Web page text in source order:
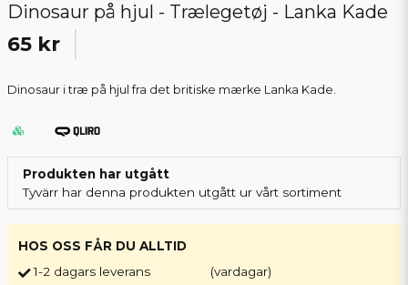
Dinosaur på hjul - Trælegetøj - Lanka Kade
65 kr
Dinosaur i træ på hjul fra det britiske mærke Lanka Kade.
Produkten har utgått
Tyvärr har denna produkten utgått ur vårt sortiment
HOS OSS FÅR DU ALLTID
1-2 dagars leverans
(vardagar)